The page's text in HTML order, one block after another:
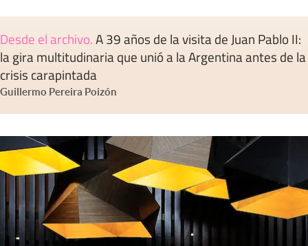
Desde el archivo.A 39 años de la visita de Juan Pablo II:
la gira multitudinaria que unió a la Argentina antes de la
crisis carapintada
Guillermo Pereira Poizón